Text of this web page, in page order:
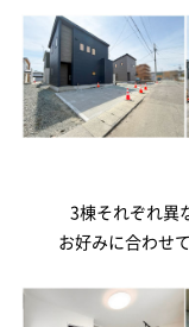
3棟それぞれ異
お好みに合わせ